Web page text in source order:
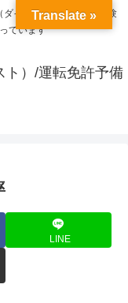
イジェスト）と一般受験
ています
ト）/運転免許予備
LINE
Translate »